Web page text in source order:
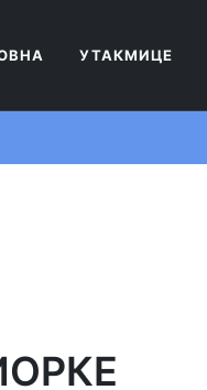
УТАКМИЦЕ